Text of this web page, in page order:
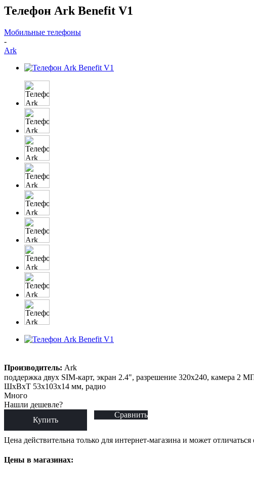
Телефон Ark Benefit V1
Мобильные телефоны
-
Ark
Производитель: Ark
поддержка двух SIM-карт, экран 2.4", разрешение 320x240, камера 2
ШxВxТ 53x103x14 мм, радио
Много
Нашли дешевле?
Купить
Сравнить
Цена действительна только для интернет-магазина и может
Цены в магазинах: